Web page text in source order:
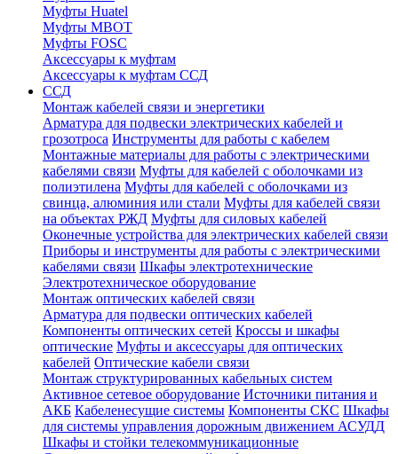
Муфты Huatel
Муфты МВОТ
Муфты FOSC
Аксессуары к муфтам
Аксессуары к муфтам ССД
ССД
Монтаж кабелей связи и энергетики
Арматура для подвески электрических кабелей и
грозотроса Инструменты для работы с кабелем
Монтажные материалы для работы с электрическими
кабелями связи Муфты для кабелей с оболочками из
полиэтилена Муфты для кабелей с оболочками из
свинца, алюминия или стали Муфты для кабелей связи
на объектах РЖД Муфты для силовых кабелей
Оконечные устройства для электрических кабелей связи
Приборы и инструменты для работы с электрическими
кабелями связи Шкафы электротехнические
Электротехническое оборудование
Монтаж оптических кабелей связи
Арматура для подвески оптических кабелей
Компоненты оптических сетей Кроссы и шкафы
оптические Муфты и аксессуары для оптических
кабелей Оптические кабели связи
Монтаж структурированных кабельных систем
Активное сетевое оборудование Источники питания и
АКБ Кабеленесущие системы Компоненты СКС Шкафы
для системы управления дорожным движением АСУДД
Шкафы и стойки телекоммуникационные